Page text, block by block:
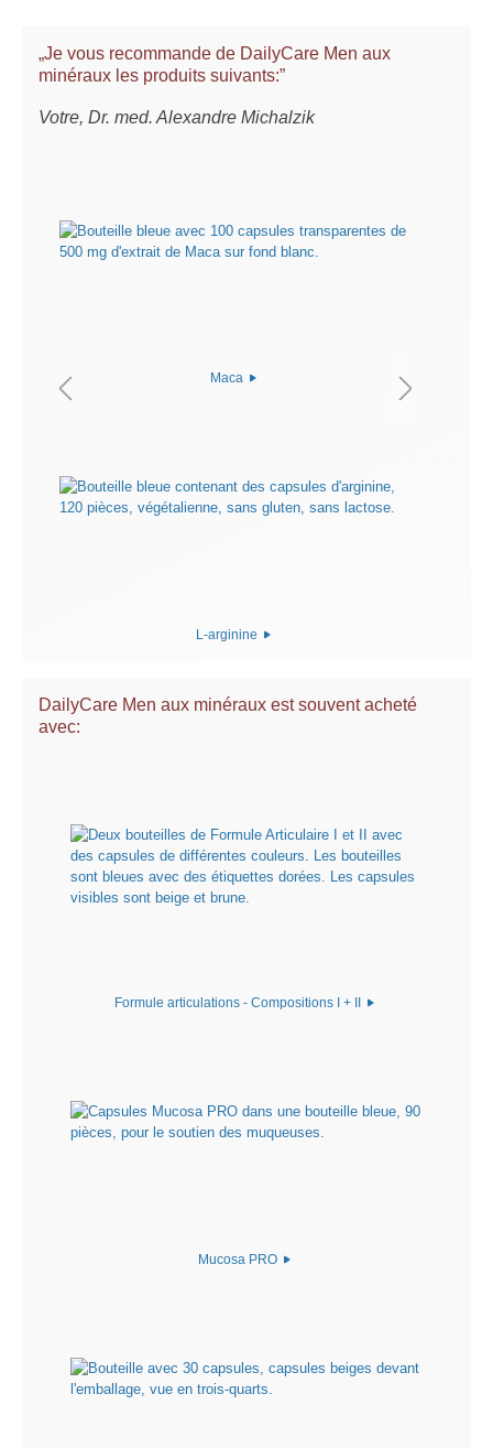
„Je vous recommande de DailyCare Men aux
minéraux les produits suivants:”
Votre, Dr. med. Alexandre Michalzik
Maca
L-arginine
DailyCare Men aux minéraux est souvent acheté
avec:
Formule articulations - Compositions I + II
Mucosa PRO